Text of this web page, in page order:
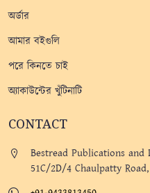
অর্ডার
আমার বইগুলি
পরে কিনতে চাই
অ্যাকাউন্টের খুঁটিনাটি
CONTACT
Bestread Publications
51C/2D/4 Chaulpatty